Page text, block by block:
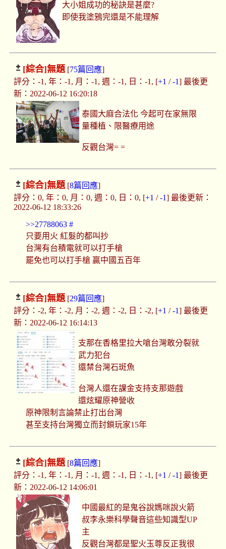
大小姐成功的秘訣是甚麼?
即使我塗鴉完還是不能理解
[綜合]無題[75篇回應]
評分：-1, 年：-1, 月：-1, 週：-1, 日：-1, [+1 /-1] 最後更
新：2022-06-12 16:20:18
泰國大麻合法化 今起可在家無限
量種植、限醫療用途
反觀台灣= =
[綜合]無題[8篇回應]
評分：0, 年：0, 月：0, 週：0, 日：0, [+1 /-1] 最後更新：
2022-06-12 18:33:26
>>27788063#
只要用火 紅髮的都叫抄
台灣有台積電就可以打手槍
罷免也可以打手槍 贏中國五百年
[綜合]無題[29篇回應]
評分：-2, 年：-2, 月：-2, 週：-2, 日：-2, [+1 /-1] 最後更
新：2022-06-12 16:14:13
支那在香格里拉大嗆台灣敢分裂就
武力犯台
還禁台灣石斑魚
台灣人還在課金支持支那遊戲
還炫耀原神營收
原神限制言論禁止打出台灣
甚至支持台灣獨立而封鎖玩家15年
[綜合]無題[8篇回應]
評分：-1, 年：-1, 月：-1, 週：-1, 日：-1, [+1 /-1] 最後更
新：2022-06-12 14:06:01
中國最紅的是鬼谷說媽咪說火箭
叔李永樂科學聲音這些知識型UP
主
反觀台灣都是聖火玉尊反正我很